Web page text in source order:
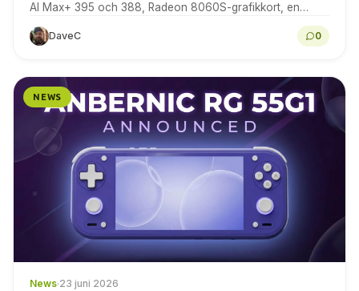
AI Max+ 395 och 388, Radeon 8060S-grafikkort, en
9,06-tums AMOLED-skärm med 165 Hz, modulärt batteri...
DaveC 0
NEWS
News·23 juni 2026